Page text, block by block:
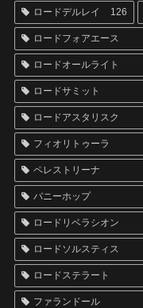
ロードデルレイ 126
ロードフォアエース
ロードオールライト
ロードサミット
ロードアスタリスク
フィオリトゥーラ
ペレストリーナ
バニーホップ
ロードリベラシオン
ロードソルスティス
ロードステラート
ファランドール